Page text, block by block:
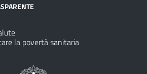
la povertà sanitaria